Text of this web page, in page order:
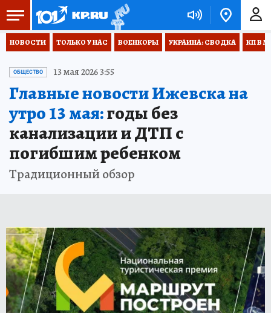
НОВОСТИ ТОЛЬКО У НАС ВОЕНКОРЫ УКРАИНА: СВОДКА КП В
ОБЩЕСТВО 13 мая 2026 3:55
Главные новости Ижевска на
утро 13 мая:годы без
канализации и ДТП с
погибшим ребенком
Традиционный обзор